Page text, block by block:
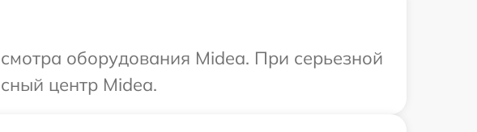
оборудования Midea. При серьезной
центр Midea.